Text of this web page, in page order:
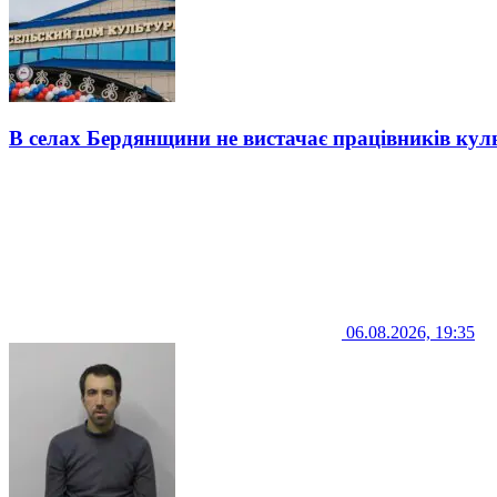
В селах Бердянщини не вистачає працівників
06.08.2026, 19:35